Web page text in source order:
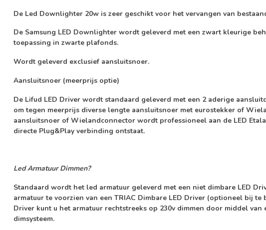
De Led Downlighter 20w is zeer geschikt voor het vervangen van
De Samsung LED Downlighter wordt geleverd met een zwart kleurige
toepassing in zwarte plafonds.
Wordt geleverd exclusief aansluitsnoer.
Aansluitsnoer (meerprijs optie)
De Lifud LED Driver wordt standaard geleverd met een 2 aderige
om tegen meerprijs diverse lengte aansluitsnoer met eurostekker of
aansluitsnoer of Wielandconnector wordt professioneel aan de LED
directe Plug&Play verbinding ontstaat.
Led Armatuur Dimmen?
Standaard wordt het led armatuur geleverd met een niet dimbare LED
armatuur te voorzien van een TRIAC Dimbare LED Driver (optioneel bij te
Driver kunt u het armatuur rechtstreeks op 230v dimmen door middel
dimsysteem.